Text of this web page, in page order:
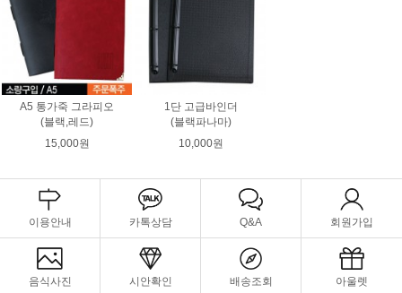
A5 통가죽 그라피오
(블랙,레드)
15,000원
1단 고급바인더
(블랙파나마)
10,000원
이용안내 카톡상담 Q&A 회원가입
음식사진 시안확인 배송조회 아울렛